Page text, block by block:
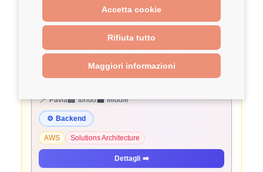
Accetta cookie
Rifiuta tutto
Maggiori informazioni
Technical Account Manager
3.9 FuffAnnuncio Score
💰 ~ 45.000€ - 45.000€ all'anno
📍 Pavia🏢 Ibrido💼 Middle
⚙️ Backend
AWS Solutions Architecture
Dettagli ➡️